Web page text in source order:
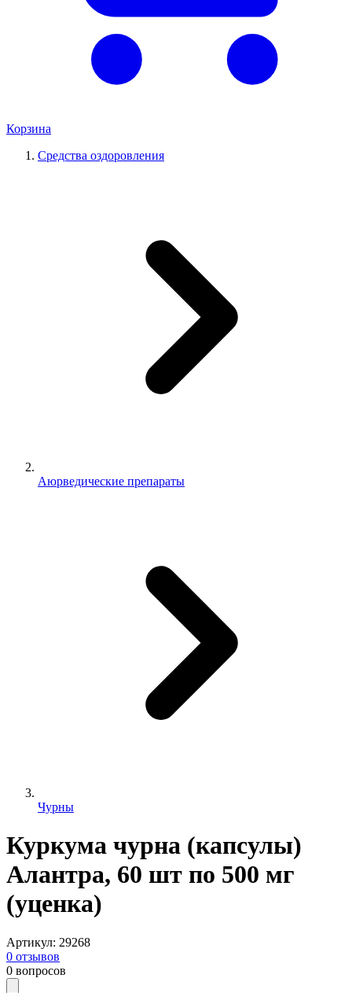
Корзина
Средства оздоровления
Аюрведические препараты
Чурны
Куркума чурна (капсулы)
Алантра, 60 шт по 500 мг
(уценка)
Артикул: 29268
0 отзывов
0 вопросов